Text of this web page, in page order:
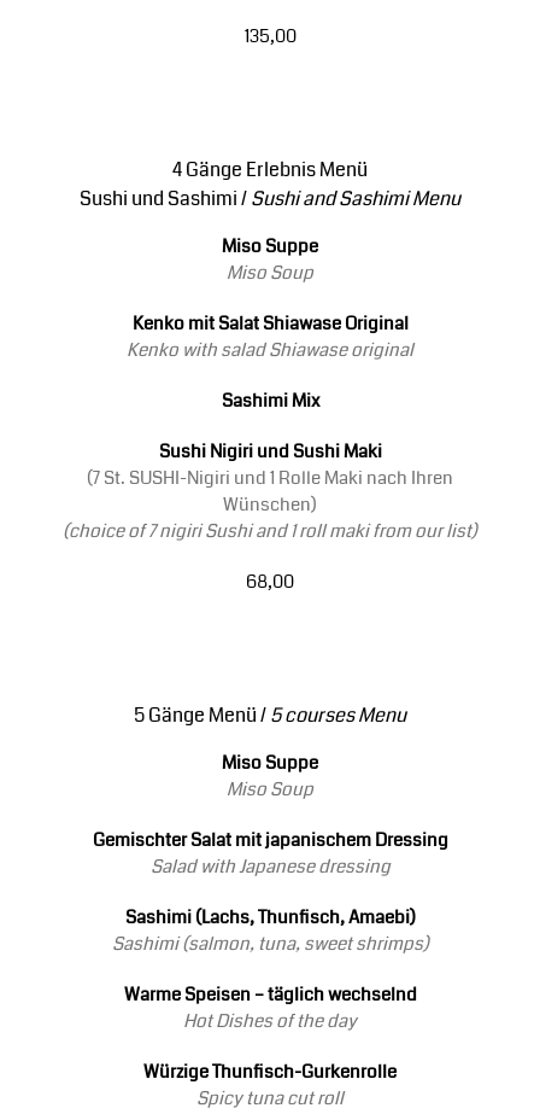
135,00
4 Gänge Erlebnis Menü
Sushi und Sashimi /Sushi and Sashimi Menu
Miso Suppe
Miso Soup
Kenko mit Salat Shiawase Original
Kenko with salad Shiawase original
Sashimi Mix
Sushi Nigiri und Sushi Maki
(7 St. SUSHI-Nigiri und 1 Rolle Maki nach Ihren
Wünschen)
(choice of 7 nigiri Sushi and 1 roll maki from our list)
68,00
5 Gänge Menü /5 courses Menu
Miso Suppe
Miso Soup
Gemischter Salat mit japanischem Dressing
Salad with Japanese dressing
Sashimi (Lachs, Thunfisch, Amaebi)
Sashimi (salmon, tuna, sweet shrimps)
Warme Speisen – täglich wechselnd
Hot Dishes of the day
Würzige Thunfisch-Gurkenrolle
Spicy tuna cut roll